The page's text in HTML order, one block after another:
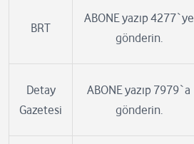
BRT
ABONE yazıp 4277`ye
gönderin.
Detay
Gazetesi
ABONE yazıp 7979`a
gönderin.